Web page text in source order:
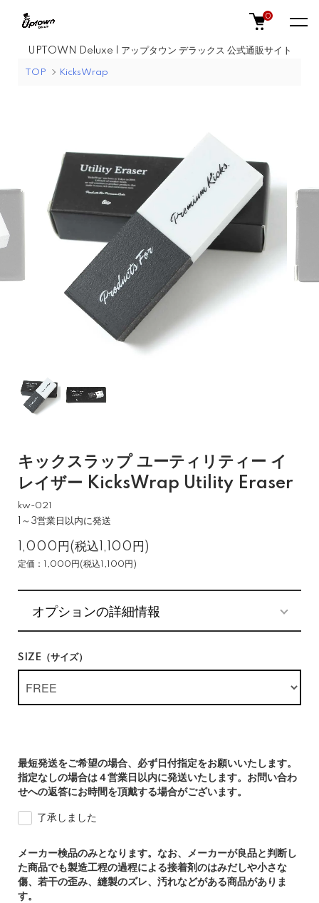
UPTOWN Deluxe | アップタウン デラックス 公式通販サイト
0
TOP KicksWrap
キックスラップ ユーティリティー イ
レイザー KicksWrap Utility Eraser
kw-021
1～3営業日以内に発送
1,000円(税込1,100円)
定価：1,000円(税込1,100円)
オプションの詳細情報
SIZE（サイズ）
最短発送をご希望の場合、必ず日付指定をお願いいたします。
指定なしの場合は４営業日以内に発送いたします。お問い合わ
せへの返答にお時間を頂戴する場合がございます。
了承しました
メーカー検品のみとなります。なお、メーカーが良品と判断し
た商品でも製造工程の過程による接着剤のはみだしや小さな
傷、若干の歪み、縫製のズレ、汚れなどがある商品がありま
す。